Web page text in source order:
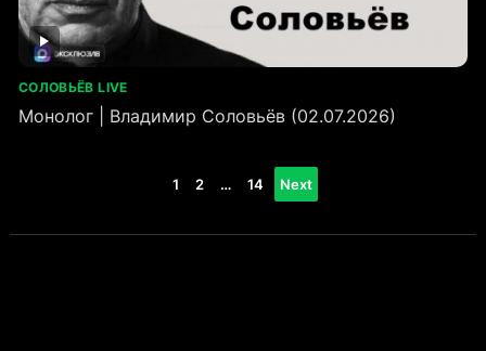
СОЛОВЬЁВ LIVE
Монолог | Владимир Соловьёв (02.07.2026)
1 2 … 14 Next